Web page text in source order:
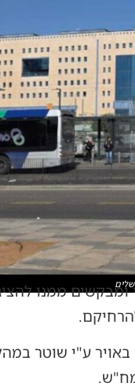
ומבקשים ממנו